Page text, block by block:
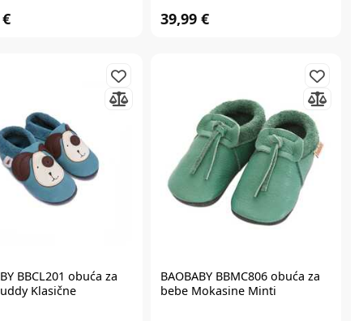
39,99 €
BBCL201 obuća za
Klasične
BAOBABY BBMC806 obuća za
bebe Mokasine Minti